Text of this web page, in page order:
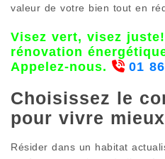
valeur de votre bien tout en
Visez vert, visez
rénovation
Appelez-nous.
01
Choisissez le
pour vivre
Résider dans un habitat